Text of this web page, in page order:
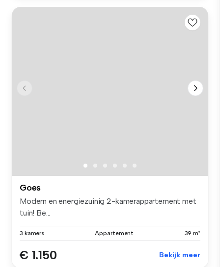
Goes
Modern en energiezuinig 2-kamerappartement met
tuin! Be...
3 kamers Appartement 39 m²
€ 1.150 Bekijk meer